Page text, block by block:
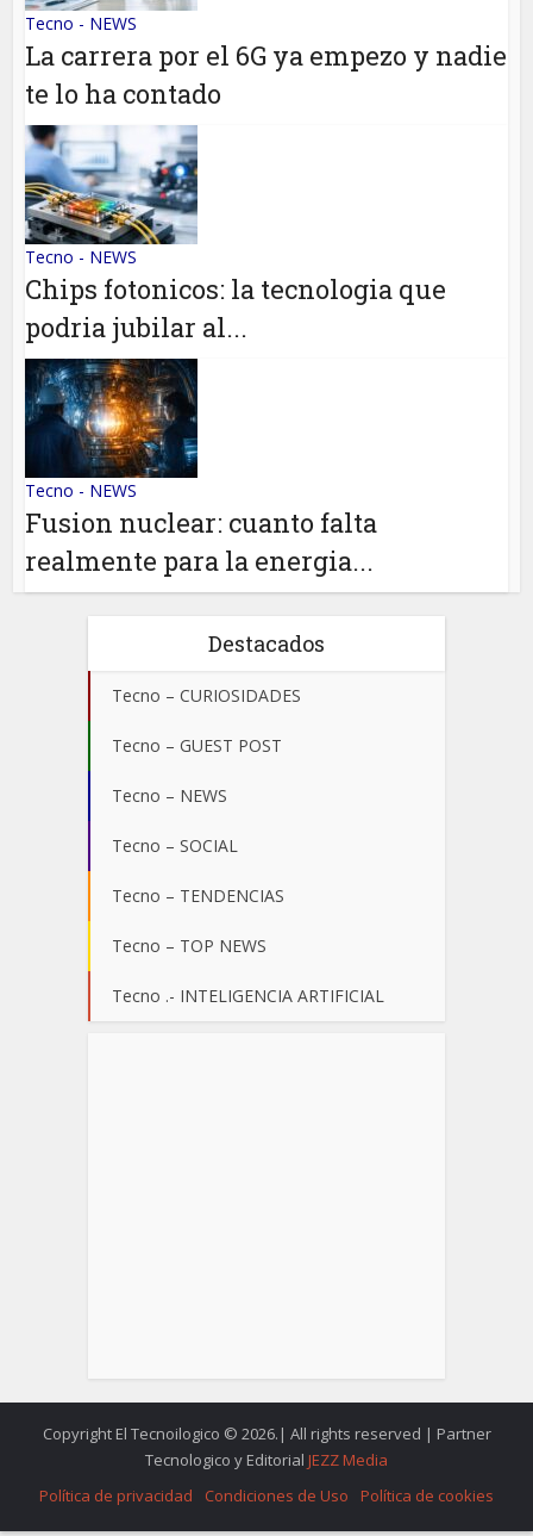
Tecno - NEWS
La carrera por el 6G ya empezo y nadie
te lo ha contado
Tecno - NEWS
Chips fotonicos: la tecnologia que
podria jubilar al...
Tecno - NEWS
Fusion nuclear: cuanto falta
realmente para la energia...
Destacados
Tecno – CURIOSIDADES
Tecno – GUEST POST
Tecno – NEWS
Tecno – SOCIAL
Tecno – TENDENCIAS
Tecno – TOP NEWS
Tecno .- INTELIGENCIA ARTIFICIAL
Copyright El Tecnoilogico © 2026.| All rights reserved | Partner
Tecnologico y Editorial JEZZ Media
Política de privacidad
Condiciones de Uso Política de cookies